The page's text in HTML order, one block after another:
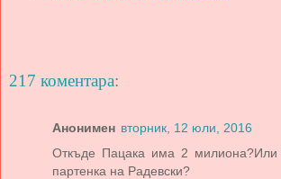
217 коментара:
Анонимен вторник, 12 юли, 2016
Откъде Пацака има 2 милиона?Или
партенка на Радевски?